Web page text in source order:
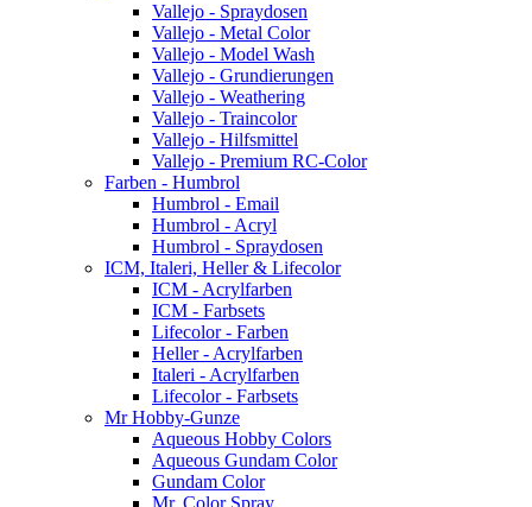
Vallejo - Spraydosen
Vallejo - Metal Color
Vallejo - Model Wash
Vallejo - Grundierungen
Vallejo - Weathering
Vallejo - Traincolor
Vallejo - Hilfsmittel
Vallejo - Premium RC-Color
Farben - Humbrol
Humbrol - Email
Humbrol - Acryl
Humbrol - Spraydosen
ICM, Italeri, Heller & Lifecolor
ICM - Acrylfarben
ICM - Farbsets
Lifecolor - Farben
Heller - Acrylfarben
Italeri - Acrylfarben
Lifecolor - Farbsets
Mr Hobby-Gunze
Aqueous Hobby Colors
Aqueous Gundam Color
Gundam Color
Mr. Color Spray